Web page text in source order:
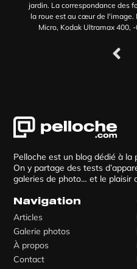
jardin. La correspondance des
la roue est au cœur de l'image.
Micro, Kodak Ultramax 400,
Pelloche est un blog dédié à
On y partage des tests
galeries de photo… et le plaisir
Navigation
Articles
Galerie photos
À propos
Contact